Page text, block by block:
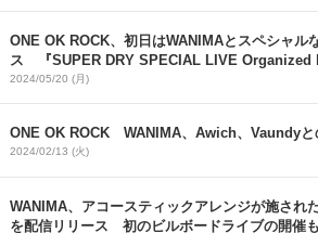
ONE OK ROCK、初日はWANIMAとスペシャル
ス 『SUPER DRY SPECIAL LIVE Organized
幕
2024/05/20 (月)
ONE OK ROCK WANIMA、Awich、Vaundyと
2024/02/13 (火)
WANIMA、アコースティックアレンジが施され
を配信リリース 初のビルボードライブの開催